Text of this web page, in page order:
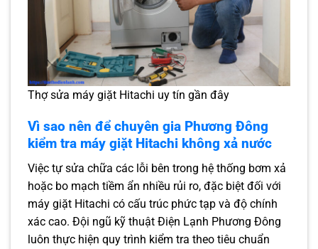
Thợ sửa máy giặt Hitachi uy tín gần đây
Vì sao nên để chuyên gia Phương Đông
kiểm tra máy giặt Hitachi không xả nước
Việc tự sửa chữa các lỗi bên trong hệ thống bơm xả
hoặc bo mạch tiềm ẩn nhiều rủi ro, đặc biệt đối với
máy giặt Hitachi có cấu trúc phức tạp và độ chính
xác cao. Đội ngũ kỹ thuật Điện Lạnh Phương Đông
luôn thực hiện quy trình kiểm tra theo tiêu chuẩn